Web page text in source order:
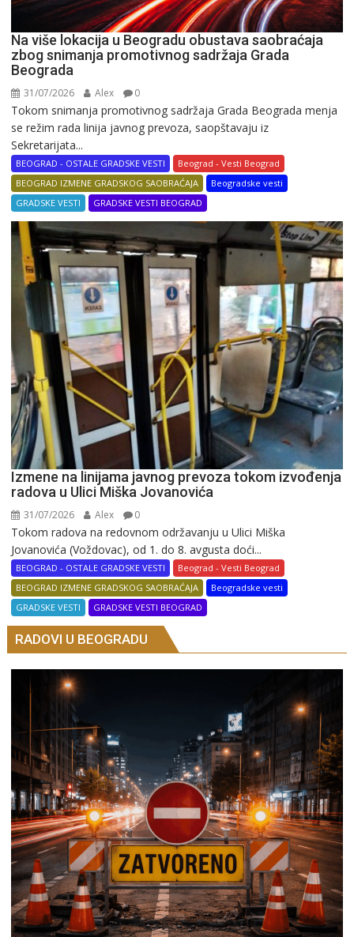
Na više lokacija u Beogradu obustava saobraćaja
zbog snimanja promotivnog sadržaja Grada
Beograda
31/07/2026 Alex 0
Tokom snimanja promotivnog sadržaja Grada Beograda menja
se režim rada linija javnog prevoza, saopštavaju iz
Sekretarijata...
BEOGRAD - OSTALE GRADSKE VESTI
Beograd - Vesti Beograd
BEOGRAD IZMENE GRADSKOG SAOBRAĆAJA
Beogradske vesti
GRADSKE VESTI
GRADSKE VESTI BEOGRAD
Izmene na linijama javnog prevoza tokom izvođenja
radova u Ulici Miška Jovanovića
31/07/2026 Alex 0
Tokom radova na redovnom održavanju u Ulici Miška
Jovanovića (Voždovac), od 1. do 8. avgusta doći...
BEOGRAD - OSTALE GRADSKE VESTI
Beograd - Vesti Beograd
BEOGRAD IZMENE GRADSKOG SAOBRAĆAJA
Beogradske vesti
GRADSKE VESTI
GRADSKE VESTI BEOGRAD
RADOVI U BEOGRADU